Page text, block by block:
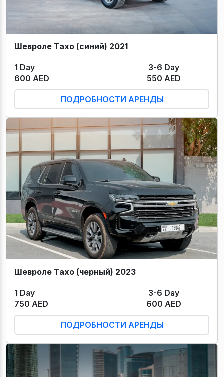
Шевроле Тахо (синий) 2021
1 Day
3-6 Day
600 AED
550 AED
ПОДРОБНОСТИ АРЕНДЫ
Шевроле Тахо (черный) 2023
1 Day
3-6 Day
750 AED
600 AED
ПОДРОБНОСТИ АРЕНДЫ